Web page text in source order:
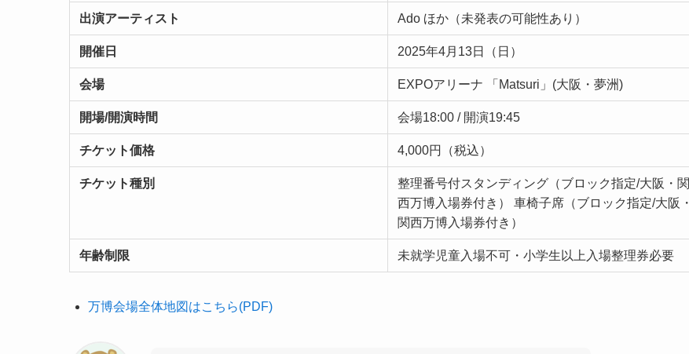
出演アーティスト Ado ほか（未発表の可能性あり）
開催日 2025年4月13日（日）
会場 EXPOアリーナ 「Matsuri」(大阪・夢洲)
開場/開演時間 会場18:00 / 開演19:45
チケット価格 4,000円（税込）
チケット種別
整理番号付スタンディング（ブロック指定/大阪・関
西万博入場券付き） 車椅子席（ブロック指定/大阪・
関西万博入場券付き）
年齢制限 未就学児童入場不可・小学生以上入場整理券必要
万博会場全体地図はこちら(PDF)